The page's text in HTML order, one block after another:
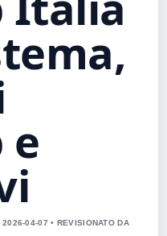
e
04-07 • REVISIONATO DA